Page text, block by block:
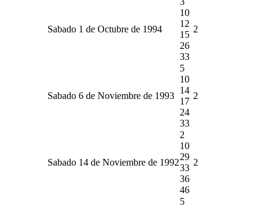
Sabado 1 de Octubre de 1994
10
12
15
26
33
2
Sabado 6 de Noviembre de 1993
5
10
14
17
24
33
2
Sabado 14 de Noviembre de 1992
2
10
29
33
36
46
2
5